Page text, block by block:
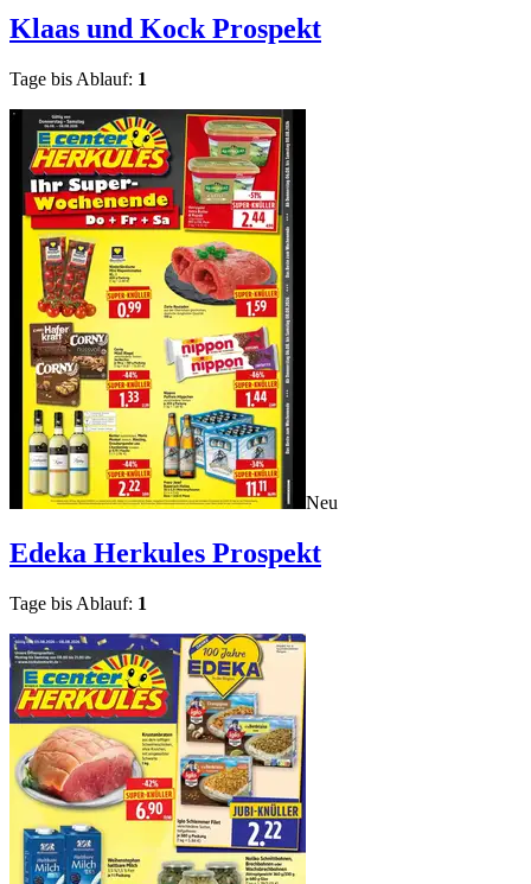
Klaas und Kock Prospekt
Tage bis Ablauf: 1
Neu
Edeka Herkules Prospekt
Tage bis Ablauf: 1